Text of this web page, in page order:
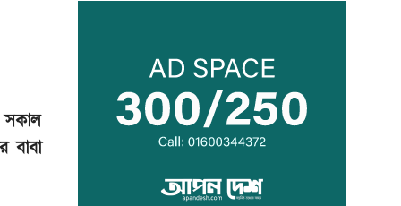
সকাল
বাবা
দল ভারী করতে আ’লীগকে
রাজনীতি করতে দেয়া উচিত নয়:
ডা. শফিকুর রহমান